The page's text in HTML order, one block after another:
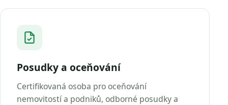
Posudky a oceňování
Certifikovaná osoba pro oceňování
nemovitostí a podniků, odborné posudky a